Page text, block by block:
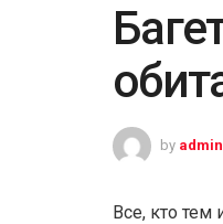
by admin
Все, кто